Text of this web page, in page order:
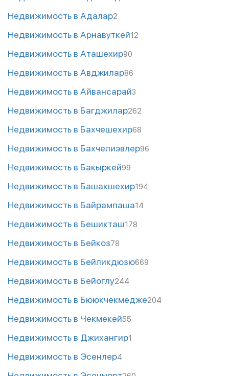
Недвижимость в Адалар2
Недвижимость в Арнавуткёй12
Недвижимость в Аташехир90
Недвижимость в Авджилар86
Недвижимость в Айвансарай3
Недвижимость в Багджилар262
Недвижимость в Бахчешехир68
Недвижимость в Бахчелиэвлер96
Недвижимость в Бакыркей99
Недвижимость в Башакшехир194
Недвижимость в Байрампаша14
Недвижимость в Бешикташ178
Недвижимость в Бейкоз78
Недвижимость в Бейликдюзю669
Недвижимость в Бейоглу244
Недвижимость в Бююкчекмедже204
Недвижимость в Чекмекей55
Недвижимость в Джихангир1
Недвижимость в Эсенлер4